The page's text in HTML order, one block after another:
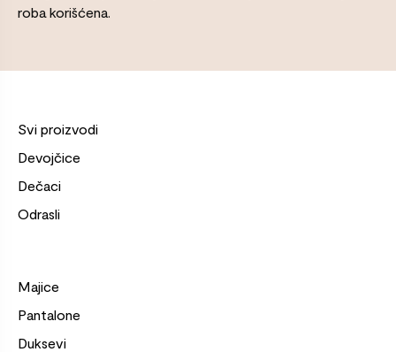
roba korišćena.
Svi proizvodi
Devojčice
Dečaci
Odrasli
Majice
Pantalone
Duksevi